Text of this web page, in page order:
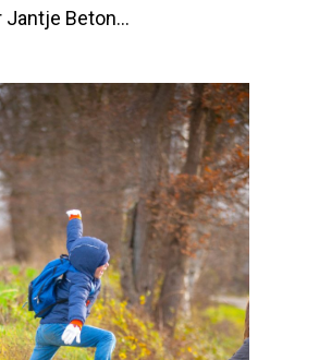
Jantje Beton…